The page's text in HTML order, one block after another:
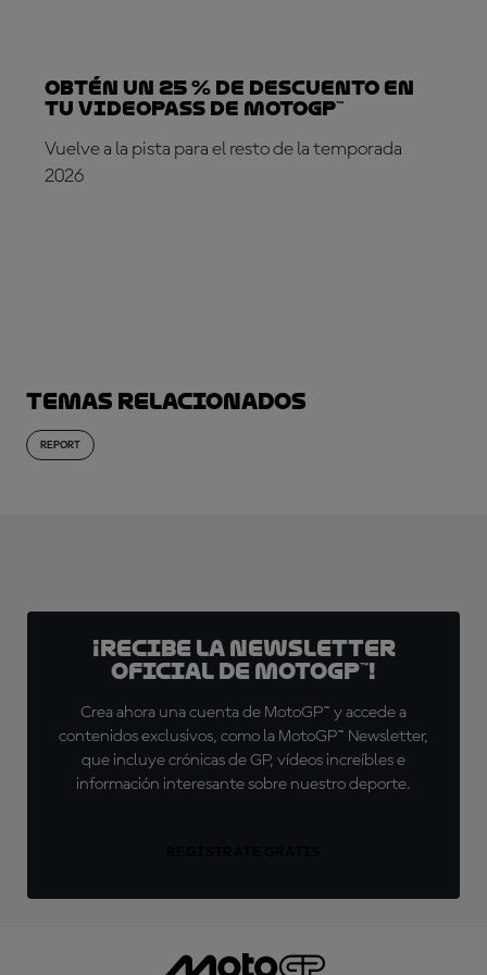
Obtén un 25 % de descuento en
tu VideoPass de MotoGP™
Vuelve a la pista para el resto de la temporada
2026
Temas relacionados
REPORT
¡Recibe la Newsletter
oficial de MotoGP™!
Crea ahora una cuenta de MotoGP™ y accede a
contenidos exclusivos, como la MotoGP™ Newsletter,
que incluye crónicas de GP, vídeos increíbles e
información interesante sobre nuestro deporte.